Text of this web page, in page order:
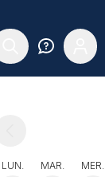
LUN. MAR. MER.